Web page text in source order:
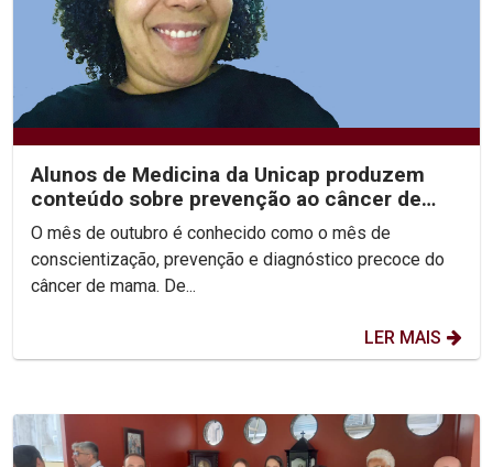
Alunos de Medicina da Unicap produzem
conteúdo sobre prevenção ao câncer de
mama utilizando a...
O mês de outubro é conhecido como o mês de
conscientização, prevenção e diagnóstico precoce do
câncer de mama. De...
LER MAIS